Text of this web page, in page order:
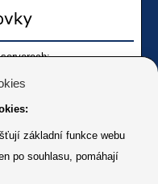
základní funkce webu
po souhlasu, pomáhají